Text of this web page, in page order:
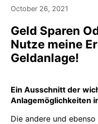
October 26, 2021
Geld Sparen
Nutze meine
Geldanlage!
Ein Ausschnitt der
Anlagemöglichkeiten
Die andere und